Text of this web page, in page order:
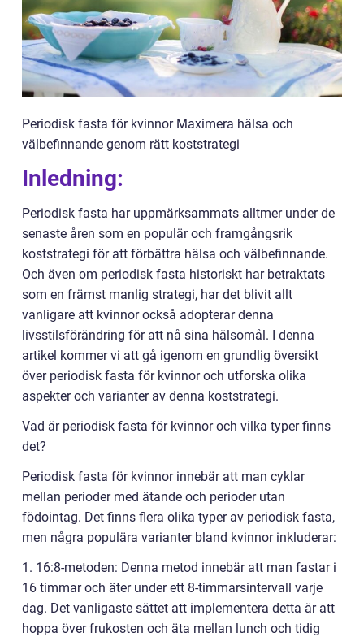
Periodisk fasta för kvinnor Maximera hälsa och
välbefinnande genom rätt koststrategi
Inledning:
Periodisk fasta har uppmärksammats alltmer under de
senaste åren som en populär och framgångsrik
koststrategi för att förbättra hälsa och välbefinnande.
Och även om periodisk fasta historiskt har betraktats
som en främst manlig strategi, har det blivit allt
vanligare att kvinnor också adopterar denna
livsstilsförändring för att nå sina hälsomål. I denna
artikel kommer vi att gå igenom en grundlig översikt
över periodisk fasta för kvinnor och utforska olika
aspekter och varianter av denna koststrategi.
Vad är periodisk fasta för kvinnor och vilka typer finns
det?
Periodisk fasta för kvinnor innebär att man cyklar
mellan perioder med ätande och perioder utan
födointag. Det finns flera olika typer av periodisk fasta,
men några populära varianter bland kvinnor inkluderar:
1. 16:8-metoden: Denna metod innebär att man fastar i
16 timmar och äter under ett 8-timmarsintervall varje
dag. Det vanligaste sättet att implementera detta är att
hoppa över frukosten och äta mellan lunch och tidig